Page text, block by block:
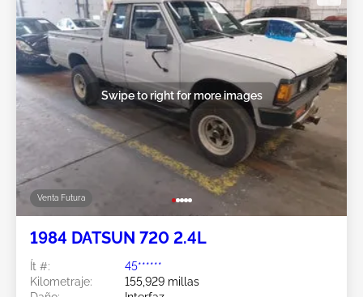
Venta Futura
Swipe to right for more images
1984 DATSUN 720 2.4L
Ít #:
45******
Kilometraje:
155,929 millas